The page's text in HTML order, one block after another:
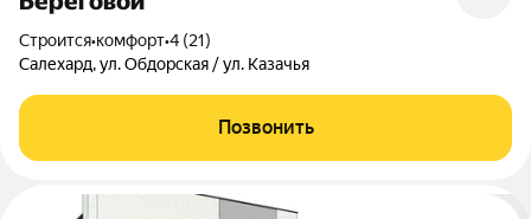
Строится•комфорт•4 (21)
Салехард, ул. Обдорская / ул. Казачья
Позвонить